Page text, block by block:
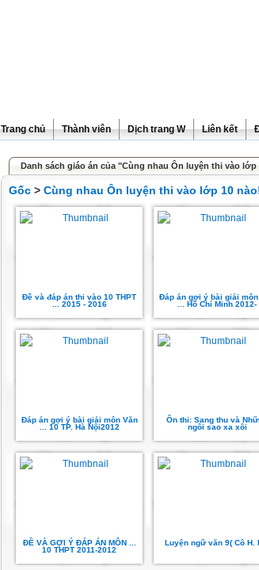
Trang chủ Thành viên Dịch trang W Liên kết
Danh sách giáo án của "Cùng nhau Ôn luyện thi vào
Gốc > Cùng nhau Ôn luyện thi vào lớp 10
Đề và đáp án thi vào 10 THPT
... 2015 - 2016
Đáp án gợi ý bài giải môn
... Hồ Chí Minh 2012-
Đáp án gợi ý bài giải môn Văn
... 10 TP. Hà Nội2012
Ôn thi: Sang thu và
ngôi sao xa xôi
ĐỀ VÀ GỢI Ý ĐÁP ÁN MÔN ...
10 THPT 2011-2012
Luyện ngữ văn 9( Cô H.